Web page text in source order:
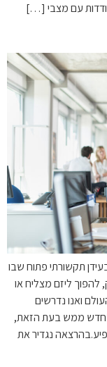
עם מצבי […]
תקשורתי פתוח שבו
להפוך ליזם מצליח או
ואנו נדרשים
מחדש ממש בעת הזאת,
נגדיר את